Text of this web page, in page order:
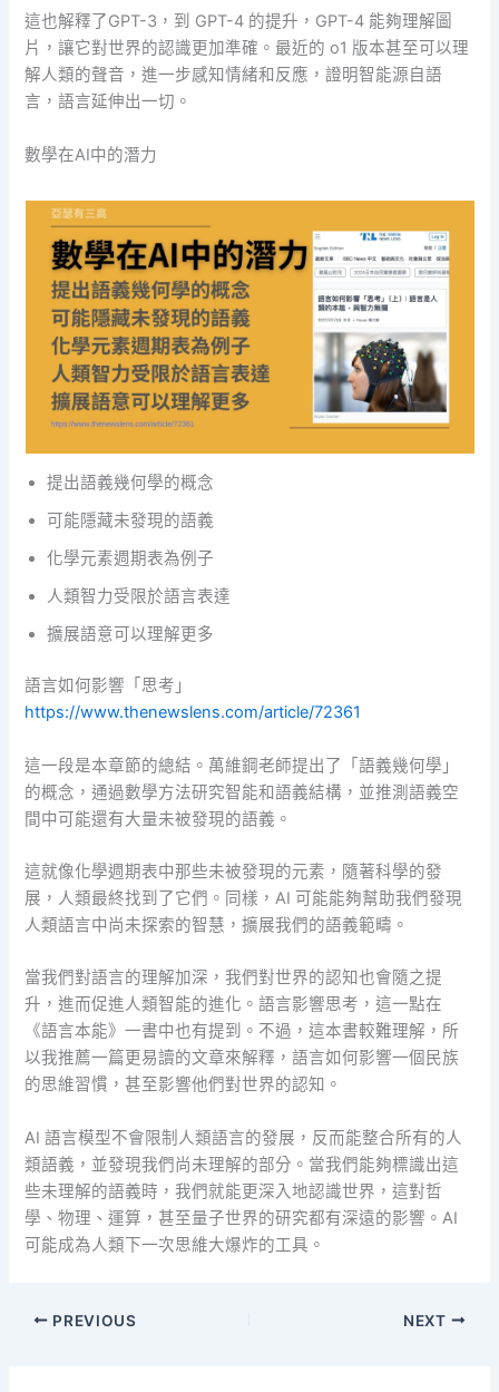
這也解釋了GPT-3，到 GPT-4 的提升，GPT-4 能夠理解圖
片，讓它對世界的認識更加準確。最近的 o1 版本甚至可以理
解人類的聲音，進一步感知情緒和反應，證明智能源自語
言，語言延伸出一切。
數學在AI中的潛力
提出語義幾何學的概念
可能隱藏未發現的語義
化學元素週期表為例子
人類智力受限於語言表達
擴展語意可以理解更多
語言如何影響「思考」
https://www.thenewslens.com/article/72361
這一段是本章節的總結。萬維鋼老師提出了「語義幾何學」
的概念，通過數學方法研究智能和語義結構，並推測語義空
間中可能還有大量未被發現的語義。
這就像化學週期表中那些未被發現的元素，隨著科學的發
展，人類最終找到了它們。同樣，AI 可能能夠幫助我們發現
人類語言中尚未探索的智慧，擴展我們的語義範疇。
當我們對語言的理解加深，我們對世界的認知也會隨之提
升，進而促進人類智能的進化。語言影響思考，這一點在
《語言本能》一書中也有提到。不過，這本書較難理解，所
以我推薦一篇更易讀的文章來解釋，語言如何影響一個民族
的思維習慣，甚至影響他們對世界的認知。
AI 語言模型不會限制人類語言的發展，反而能整合所有的人
類語義，並發現我們尚未理解的部分。當我們能夠標識出這
些未理解的語義時，我們就能更深入地認識世界，這對哲
學、物理、運算，甚至量子世界的研究都有深遠的影響。AI
可能成為人類下一次思維大爆炸的工具。
PREVIOUS NEXT